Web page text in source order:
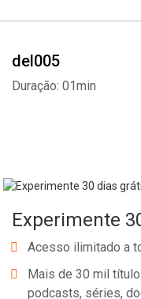
del005
Duração: 01min
Experimente
Acesso ilimitado a
Mais de 30 mil
podcasts, séries,